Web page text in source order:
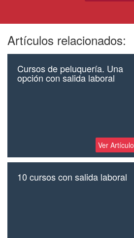
Artículos relacionados:
Cursos de peluquería. Una
opción con salida laboral
Ver Artículo
10 cursos con salida laboral